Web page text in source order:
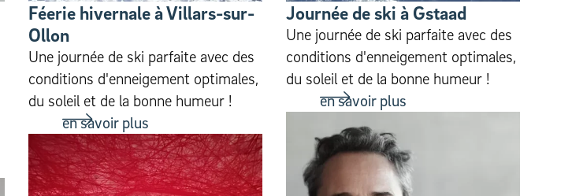
Féerie hivernale à Villars-sur-
Ollon
Une journée de ski parfaite avec des
conditions d'enneigement optimales,
du soleil et de la bonne humeur !
en savoir plus
Journée de ski à Gstaad
Une journée de ski parfaite avec des
conditions d'enneigement optimales,
du soleil et de la bonne humeur !
en savoir plus